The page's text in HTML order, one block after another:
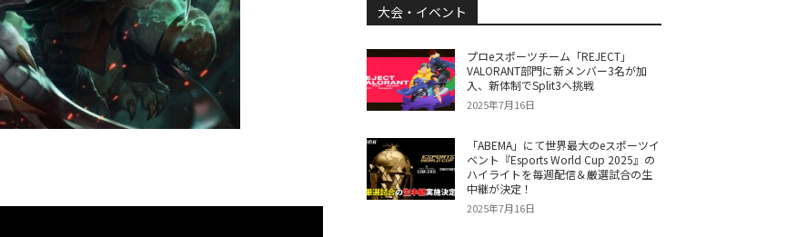
大会・イベント
プロeスポーツチーム「REJECT」
VALORANT部門に新メンバー3名が加
入、新体制でSplit3へ挑戦
2025年7月16日
「ABEMA」にて世界最大のeスポーツイ
ベント『Esports World Cup 2025』の
ハイライトを毎週配信＆厳選試合の生
中継が決定！
2025年7月16日